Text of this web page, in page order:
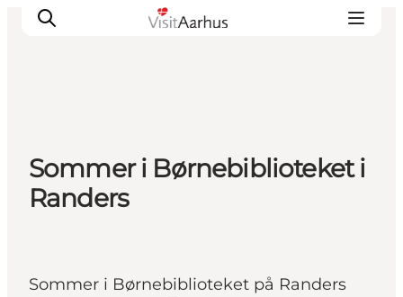
Oplevelser
Kalender
Byer og steder
Sommer i Børnebiblioteket i
Randers
Sommer i Børnebiblioteket på Randers